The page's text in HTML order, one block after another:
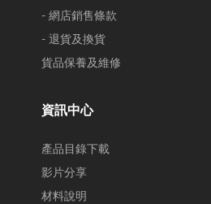
- 網店銷售條款
- 退貨及換貨
貨品保養及維修
資訊中心
產品目錄下載
影片分享
材料說明